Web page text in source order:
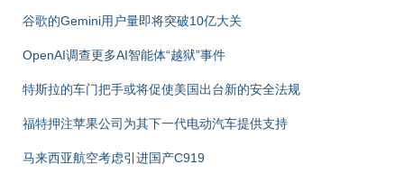
谷歌的Gemini用户量即将突破10亿大关
OpenAI调查更多AI智能体“越狱”事件
特斯拉的车门把手或将促使美国出台新的安全法规
福特押注苹果公司为其下一代电动汽车提供支持
马来西亚航空考虑引进国产C919